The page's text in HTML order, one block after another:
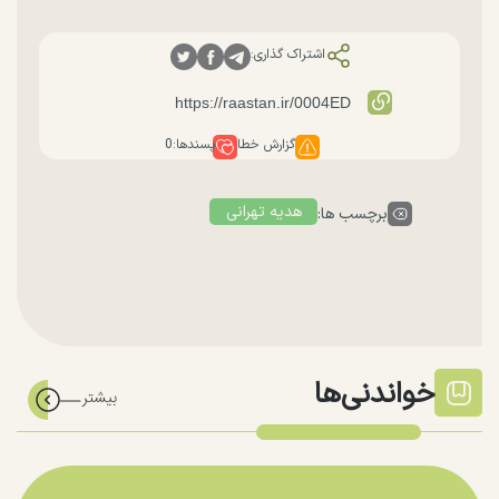
اشتراک گذاری:
گزارش خطا پسندها:0
برچسب ها: هدیه تهرانی
خواندنی‌ها